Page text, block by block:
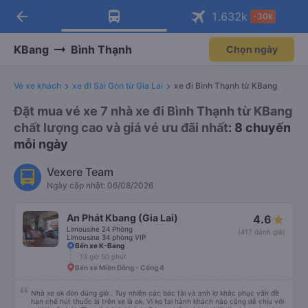
Tải app Vexere ngay!
Nhận ưu đãi thành viên độc
Mở app
Tải app Vexere
-30k/ghế khi đặt vé máy bay qua
Mở app
arrow_back 1.632k -30k
KBang Bình Thạnh Chọn ngày
Vé xe khách xe đi Sài Gòn từ Gia Lai xe đi Bình Thạnh từ KBang
Đặt mua vé xe 7 nhà xe đi Bình Thạnh từ KBang
chất lượng cao và giá vé ưu đãi nhất: 8 chuyến
mỗi ngày
Vexere Team
Ngày cập nhật: 06/08/2026
An Phát Kbang (Gia Lai)
Limousine 24 Phòng
Limousine 34 phòng VIP
4.6
(417 đánh giá)
Bến xe K-Bang
13 giờ 50 phút
Bến xe Miền Đông - Cổng 4
Nhà xe ok đón đúng giờ . Tuy nhiên các bác tài và anh lơ khắc phục vấn đề
hạn chế hút thuốc lá trên xe là ok. Vì ko fai hành khách nào cũng dễ chịu với